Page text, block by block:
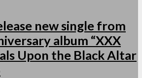
new single from
album “XXX
Upon the Black Altar